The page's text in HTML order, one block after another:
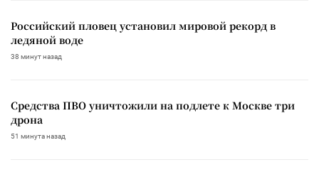
Российский пловец установил мировой рекорд в
ледяной воде
38 минут назад
Средства ПВО уничтожили на подлете к Москве три
дрона
51 минута назад